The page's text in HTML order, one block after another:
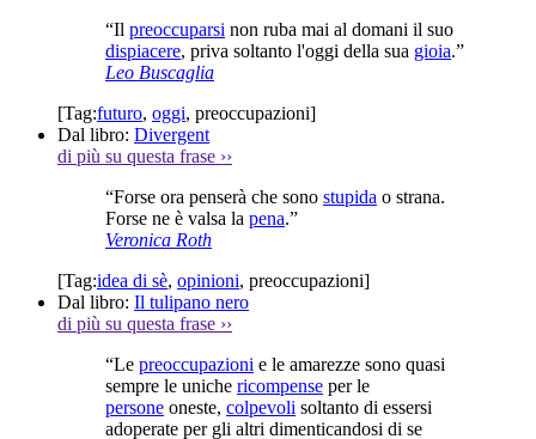
“Il preoccuparsi non ruba mai al domani il suo
dispiacere, priva soltanto l'oggi della sua gioia.”
Leo Buscaglia
[Tag:futuro, oggi, preoccupazioni]
Dal libro: Divergent
di più su questa frase ››
“Forse ora penserà che sono stupida o strana.
Forse ne è valsa la pena.”
Veronica Roth
[Tag:idea di sè, opinioni, preoccupazioni]
Dal libro: Il tulipano nero
di più su questa frase ››
“Le preoccupazioni e le amarezze sono quasi
sempre le uniche ricompense per le
persone oneste, colpevoli soltanto di essersi
adoperate per gli altri dimenticandosi di se